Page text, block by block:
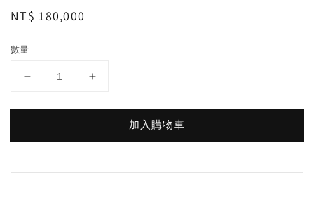
Regular
NT$ 180,000
數量
加入購物車